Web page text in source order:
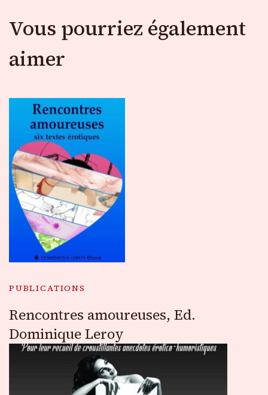
Vous pourriez également
aimer
PUBLICATIONS
Rencontres amoureuses, Ed.
Dominique Leroy